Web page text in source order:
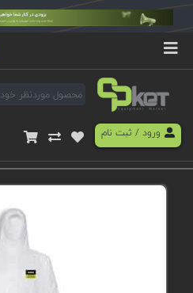
ورود/ ثبت نام